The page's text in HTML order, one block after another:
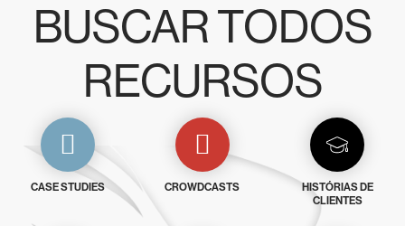
BUSCAR TODOS
RECURSOS
CASE STUDIES CROWDCASTS
HISTÓRIAS DE
CLIENTES